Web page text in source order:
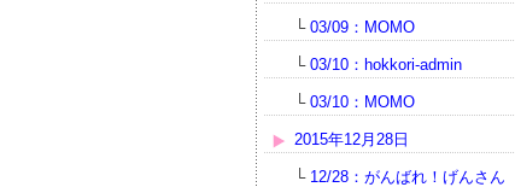
└ 03/09：MOMO
└ 03/10：hokkori-admin
└ 03/10：MOMO
2015年12月28日
└ 12/28：がんばれ！げんさん